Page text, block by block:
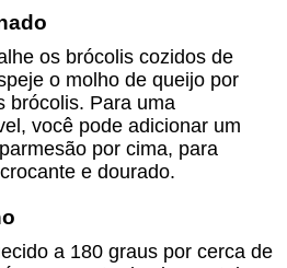
os brócolis cozidos de
o molho de queijo por
brócolis. Para uma
você pode adicionar um
por cima, para
e dourado.
a 180 graus por cerca de